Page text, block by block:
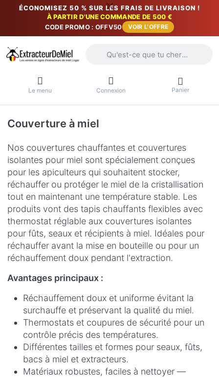
ÉCONOMISEZ 50 % SUR LES FRAIS DE LIVRAISON !
À PARTIR D'UNE COMMANDE DE 500 €
CODE PROMO : OFFV50
VOIR L'OFFRE
Le menu Connexion Panier
Couverture à miel
Nos couvertures chauffantes et couvertures
isolantes pour miel sont spécialement conçues
pour les apiculteurs qui souhaitent stocker,
réchauffer ou protéger le miel de la cristallisation
tout en maintenant une température stable. Les
produits vont des tapis chauffants flexibles avec
thermostat réglable aux couvertures isolantes
pour fûts, seaux et récipients à miel. Idéales pour
réchauffer avant la mise en bouteille ou pour un
réchauffement doux pendant l'extraction.
Avantages principaux :
Réchauffement doux et uniforme évitant la
surchauffe et préservant la qualité du miel.
Thermostats et coupures de sécurité pour un
contrôle précis des températures.
Différentes tailles et formes pour seaux, fûts,
bacs à miel et extracteurs.
Matériaux robustes, faciles à nettoyer —